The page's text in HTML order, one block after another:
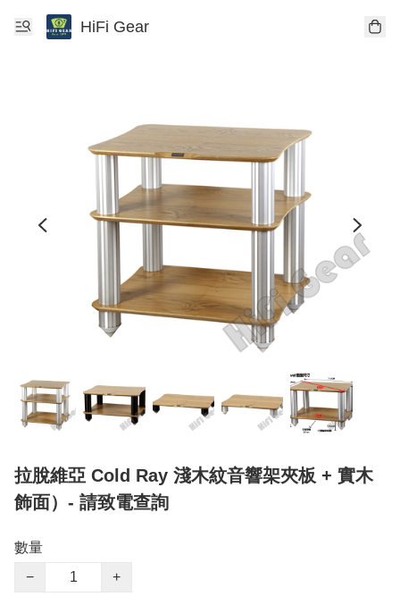
HiFi Gear
拉脫維亞 Cold Ray 淺木紋音響架夾板 + 實木
飾面）- 請致電查詢
數量
−
+